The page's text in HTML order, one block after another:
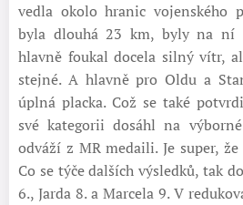
vedla okolo hranic vojenského
byla dlouhá 23 km, byly na ní
hlavně foukal docela silný vítr,
stejné. A hlavně pro Oldu a
úplná placka. Což se také
své kategorii dosáhl na
odváží z MR medaili. Je super,
Co se týče dalších výsledků, tak
6., Jarda 8. a Marcela 9. V